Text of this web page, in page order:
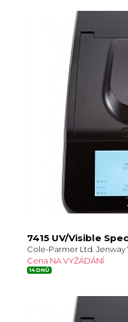
7415 UV/Visible
Cole-Parmer Ltd. Jenway
Cena NA VYŽÁDÁNÍ
14 DNŮ